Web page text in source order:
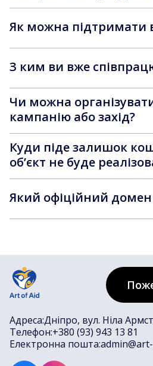
Як можна підтримати
З ким ви вже
Чи можна
кампанію або захід?
Куди піде залишок
обʼєкт не буде
Який офіційний домен
Адреса:Дніпро, вул. Ніла
Телефон:+380 (93) 943 13 81
Електронна пошта: